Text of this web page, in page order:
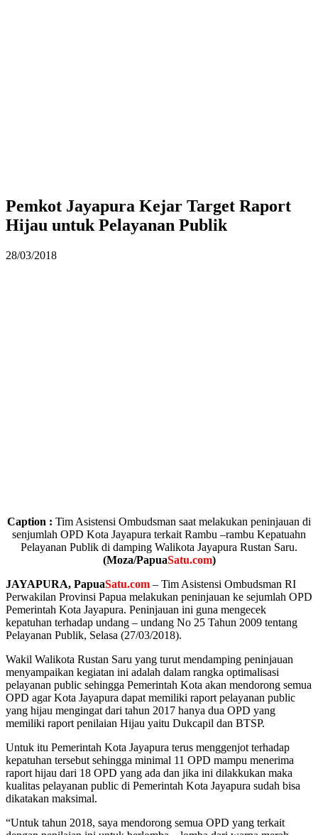
Pemkot Jayapura Kejar Target Raport
Hijau untuk Pelayanan Publik
28/03/2018
Caption : Tim Asistensi Ombudsman saat melakukan peninjauan di
senjumlah OPD Kota Jayapura terkait Rambu –rambu Kepatuahn
Pelayanan Publik di damping Walikota Jayapura Rustan Saru.
(Moza/PapuaSatu.com)
JAYAPURA, PapuaSatu.com – Tim Asistensi Ombudsman RI
Perwakilan Provinsi Papua melakukan peninjauan ke sejumlah OPD
Pemerintah Kota Jayapura. Peninjauan ini guna mengecek
kepatuhan terhadap undang – undang No 25 Tahun 2009 tentang
Pelayanan Publik, Selasa (27/03/2018).
Wakil Walikota Rustan Saru yang turut mendamping peninjauan
menyampaikan kegiatan ini adalah dalam rangka optimalisasi
pelayanan public sehingga Pemerintah Kota akan mendorong semua
OPD agar Kota Jayapura dapat memiliki raport pelayanan public
yang hijau mengingat dari tahun 2017 hanya dua OPD yang
memiliki raport penilaian Hijau yaitu Dukcapil dan BTSP.
Untuk itu Pemerintah Kota Jayapura terus menggenjot terhadap
kepatuhan tersebut sehingga minimal 11 OPD mampu menerima
raport hijau dari 18 OPD yang ada dan jika ini dilakkukan maka
kualitas pelayanan public di Pemerintah Kota Jayapura sudah bisa
dikatakan maksimal.
“Untuk tahun 2018, saya mendorong semua OPD yang terkait